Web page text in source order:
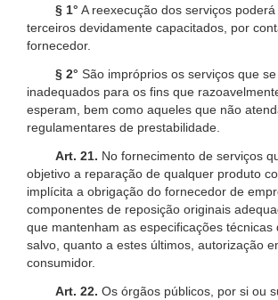
§ 1° A reexecução dos serviços
terceiros devidamente capacitados, por
fornecedor.
§ 2° São impróprios os serviços que
inadequados para os fins que
esperam, bem como aqueles que não
regulamentares de prestabilidade.
Art. 21. No fornecimento de serviços
objetivo a reparação de qualquer produto
implícita a obrigação do fornecedor de
componentes de reposição originais
que mantenham as especificações técnicas
salvo, quanto a estes últimos, autorização
consumidor.
Art. 22. Os órgãos públicos, por si ou